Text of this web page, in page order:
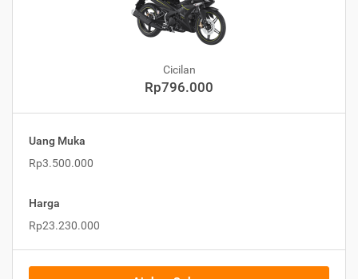
Cicilan
Rp796.000
Uang Muka
Rp3.500.000
Harga
Rp23.230.000